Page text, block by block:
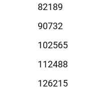
2189
0732
2565
2488
6215